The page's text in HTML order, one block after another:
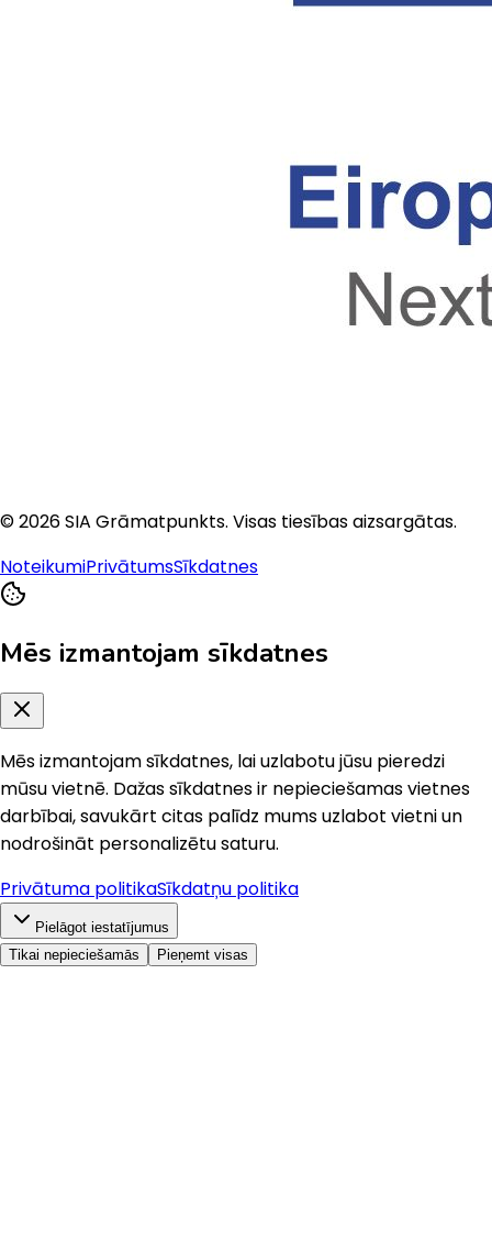
©2026SIA Grāmatpunkts. Visas tiesības aizsargātas.
NoteikumiPrivātumsSīkdatnes
Mēs izmantojam sīkdatnes
Mēs izmantojam sīkdatnes, lai uzlabotu jūsu pieredzi
mūsu vietnē. Dažas sīkdatnes ir nepieciešamas vietnes
darbībai, savukārt citas palīdz mums uzlabot vietni un
nodrošināt personalizētu saturu.
Privātuma politikaSīkdatņu politika
Pielāgot iestatījumus
Tikai nepieciešamās
Pieņemt visas